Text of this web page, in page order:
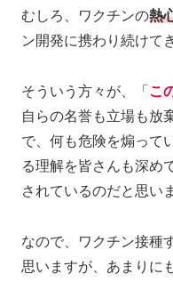
むしろ、ワクチンの熱
ン開発に携わり続けて
そういう方々が、「 こ
自らの名誉も立場も放
で、何も危険を煽って
る理解を皆さんも深め
されているのだと思い
なので、ワクチン接種
思いますが、あまりに